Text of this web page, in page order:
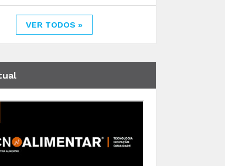
VER TODOS »